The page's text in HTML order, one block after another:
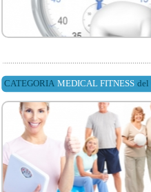
CATEGORIA MEDICAL FITNESS del